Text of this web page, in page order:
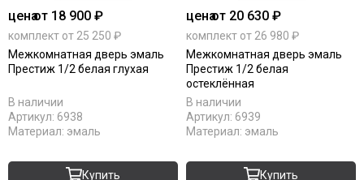
ценаот 18 900 ₽
комплект от 25 250 ₽
Межкомнатная дверь эмаль
Престиж 1/2 белая глухая
В наличии
Артикул: 6938
Материал: эмаль
Купить
ценаот 20 630 ₽
комплект от 26 980 ₽
Межкомнатная дверь эмаль
Престиж 1/2 белая
остеклённая
В наличии
Артикул: 6939
Материал: эмаль
Купить